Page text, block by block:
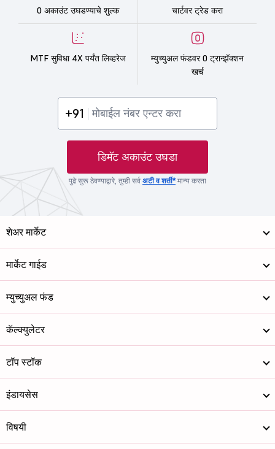
0 अकाउंट उघडण्याचे शुल्क चार्टवर ट्रेड करा
MTF सुविधा 4X पर्यंत लिव्हरेज
म्युच्युअल फंडवर 0 ट्रान्झॅक्शन
खर्च
+91
डिमॅट अकाउंट उघडा
पुढे सुरू ठेवण्याद्वारे, तुम्ही सर्व अटी व शर्ती*मान्य करता
शेअर मार्केट
मार्केट गाईड
म्युच्युअल फंड
कॅल्क्युलेटर
टॉप स्टॉक
इंडायसेस
विषयी